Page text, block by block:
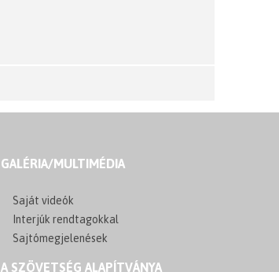
GALÉRIA/MULTIMÉDIA
Saját videók
Interjúk rendtagokkal
Sajtómegjelenések
A SZÖVETSÉG ALAPÍTVÁNYA